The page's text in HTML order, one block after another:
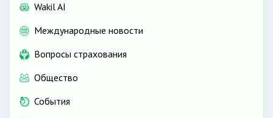
Wakil AI
Международные новости
Вопросы страхования
Общество
События